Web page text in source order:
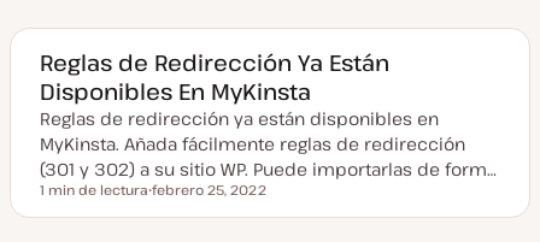
Reglas de Redirección Ya Están
Disponibles En MyKinsta
Reglas de redirección ya están disponibles en
MyKinsta. Añada fácilmente reglas de redirección
(301 y 302) a su sitio WP. Puede importarlas de form…
Tiempo de lectura
1 min de lectura
e
febrero 25, 2022